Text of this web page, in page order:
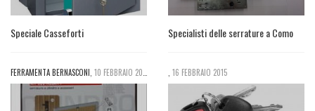
Speciale Casseforti Specialisti delle serrature a Como
FERRAMENTA BERNASCONI, 10 FEBBRAIO 2016 , 16 FEBBRAIO 2015